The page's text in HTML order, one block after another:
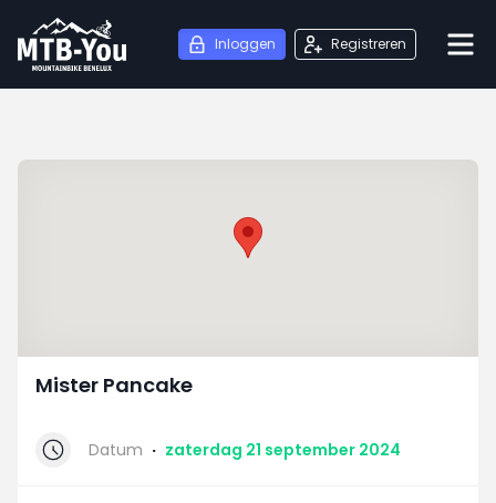
Inloggen Registreren
Mister Pancake
Datum · zaterdag 21 september 2024